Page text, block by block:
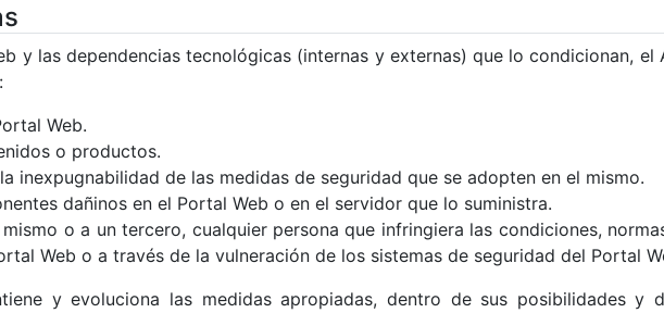
y las dependencias tecnológicas (internas y externas) que lo condicionan, el
Web.
o productos.
inexpugnabilidad de las medidas de seguridad que se adopten en el mismo.
dañinos en el Portal Web o en el servidor que lo suministra.
o a un tercero, cualquier persona que infringiera las condiciones,
Web o a través de la vulneración de los sistemas de seguridad del Portal
y evoluciona las medidas apropiadas, dentro de sus posibilidades y